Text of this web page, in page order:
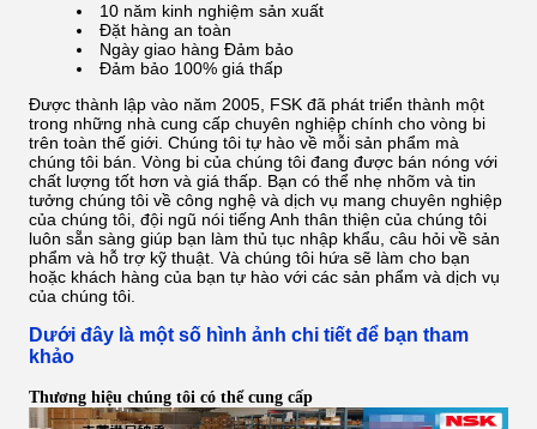
10 năm kinh nghiệm sản xuất
Đặt hàng an toàn
Ngày giao hàng Đảm bảo
Đảm bảo 100% giá thấp
Được thành lập vào năm 2005, FSK đã phát triển thành một
trong những nhà cung cấp chuyên nghiệp chính cho vòng bi
trên toàn thế giới. Chúng tôi tự hào về mỗi sản phẩm mà
chúng tôi bán. Vòng bi của chúng tôi đang được bán nóng với
chất lượng tốt hơn và giá thấp. Bạn có thể nhẹ nhõm và tin
tưởng chúng tôi về công nghệ và dịch vụ mang chuyên nghiệp
của chúng tôi, đội ngũ nói tiếng Anh thân thiện của chúng tôi
luôn sẵn sàng giúp bạn làm thủ tục nhập khẩu, câu hỏi về sản
phẩm và hỗ trợ kỹ thuật. Và chúng tôi hứa sẽ làm cho bạn
hoặc khách hàng của bạn tự hào với các sản phẩm và dịch vụ
của chúng tôi.
Dưới đây là một số hình ảnh chi tiết để bạn tham
khảo
Thương hiệu chúng tôi có thể cung cấp